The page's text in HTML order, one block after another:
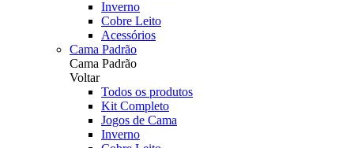
Inverno
Cobre Leito
Acessórios
Cama Padrão
Cama Padrão
Voltar
Todos os produtos
Kit Completo
Jogos de Cama
Inverno